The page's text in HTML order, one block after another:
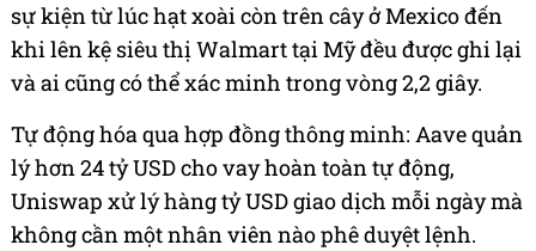
sự kiện từ lúc hạt xoài còn trên cây ở Mexico đến
khi lên kệ siêu thị Walmart tại Mỹ đều được ghi lại
và ai cũng có thể xác minh trong vòng 2,2 giây.
Tự động hóa qua hợp đồng thông minh: Aave quản
lý hơn 24 tỷ USD cho vay hoàn toàn tự động,
Uniswap xử lý hàng tỷ USD giao dịch mỗi ngày mà
không cần một nhân viên nào phê duyệt lệnh.